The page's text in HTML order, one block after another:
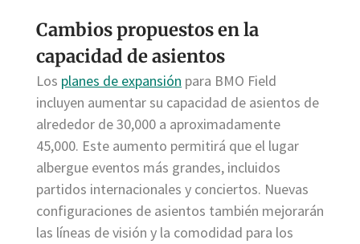
Cambios propuestos en la
capacidad de asientos
Los planes de expansión para BMO Field
incluyen aumentar su capacidad de asientos de
alrededor de 30,000 a aproximadamente
45,000. Este aumento permitirá que el lugar
albergue eventos más grandes, incluidos
partidos internacionales y conciertos. Nuevas
configuraciones de asientos también mejorarán
las líneas de visión y la comodidad para los